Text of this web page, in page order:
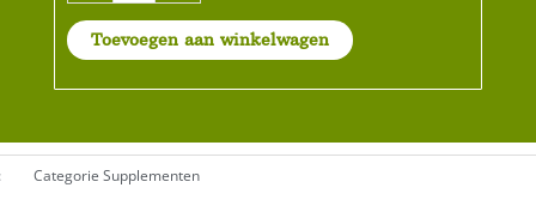
Toevoegen aan winkelwagen
Categorie Supplementen